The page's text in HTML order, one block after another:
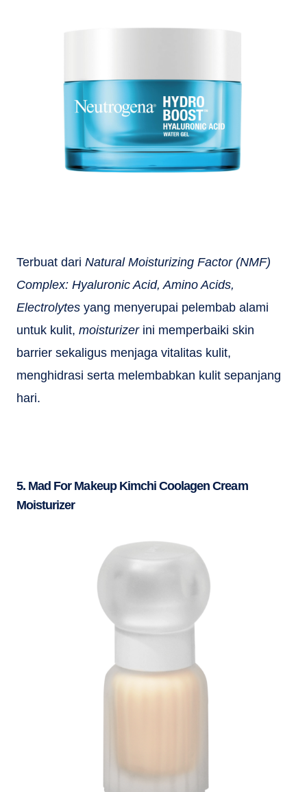
Terbuat dari Natural Moisturizing Factor (NMF)
Complex: Hyaluronic Acid, Amino Acids,
Electrolytes yang menyerupai pelembab alami
untuk kulit, moisturizerini memperbaiki skin
barrier sekaligus menjaga vitalitas kulit,
menghidrasi serta melembabkan kulit sepanjang
hari.
5. Mad For Makeup Kimchi Coolagen Cream
Moisturizer